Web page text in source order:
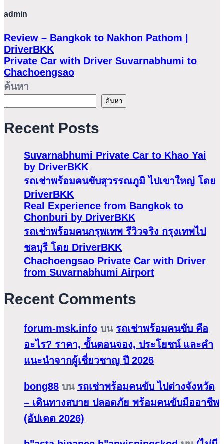
admin
Review – Bangkok to Nakhon Pathom |
DriverBKK
Private Car with Driver Suvarnabhumi to
Chachoengsao
ค้นหา
ค้นหา
Recent Posts
Suvarnabhumi Private Car to Khao Yai
by DriverBKK
รถเช่าพร้อมคนขับสุวรรณภูมิ ไปเขาใหญ่ โดย
DriverBKK
Real Experience from Bangkok to
Chonburi by DriverBKK
รถเช่าพร้อมคนกรุพเทพ รีวิวจริง กรุงเทพไป
ชลบุรี โดย DriverBKK
Chachoengsao Private Car with Driver
from Suvarnabhumi Airport
Recent Comments
forum-msk.info บน รถเช่าพร้อมคนขับ คือ
อะไร? ราคา, ขั้นตอนจอง, ประโยชน์ และคำ
แนะนำจากผู้เชี่ยวชาญ ปี 2026
bong88 บน รถเช่าพร้อมคนขับ ไปต่างจังหวัด
– เดินทางสบาย ปลอดภัย พร้อมคนขับมืออาชีพ
(อัปเดต 2026)